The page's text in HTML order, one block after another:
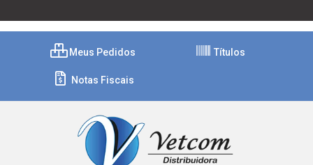
Meus Pedidos Títulos
Notas Fiscais